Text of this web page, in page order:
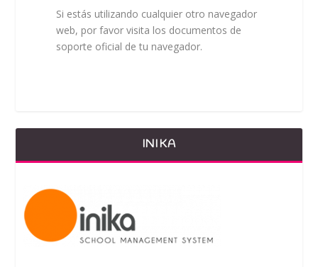
Si estás utilizando cualquier otro navegador
web, por favor visita los documentos de
soporte oficial de tu navegador.
INIKA